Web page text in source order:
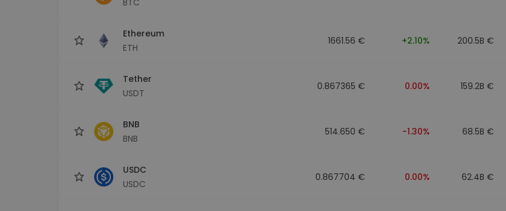
Ethereum
ETH
1661.56 € +2.10% 200.5B €
Tether
USDT
0.867365 € 0.00% 159.2B €
BNB
BNB
514.650 € -1.30% 68.5B €
USDC
USDC
0.867704 € 0.00% 62.4B €